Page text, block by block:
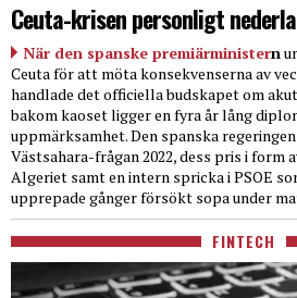
Ceuta-krisen personligt
När den spanske premiärministern
Ceuta för att möta konsekvenserna av
handlade det officiella budskapet om
bakom kaoset ligger en fyra år lång
uppmärksamhet. Den spanska
Västsahara-frågan 2022, dess pris i form
Algeriet samt en intern spricka i PSOE
upprepade gånger försökt sopa under
FINTECH